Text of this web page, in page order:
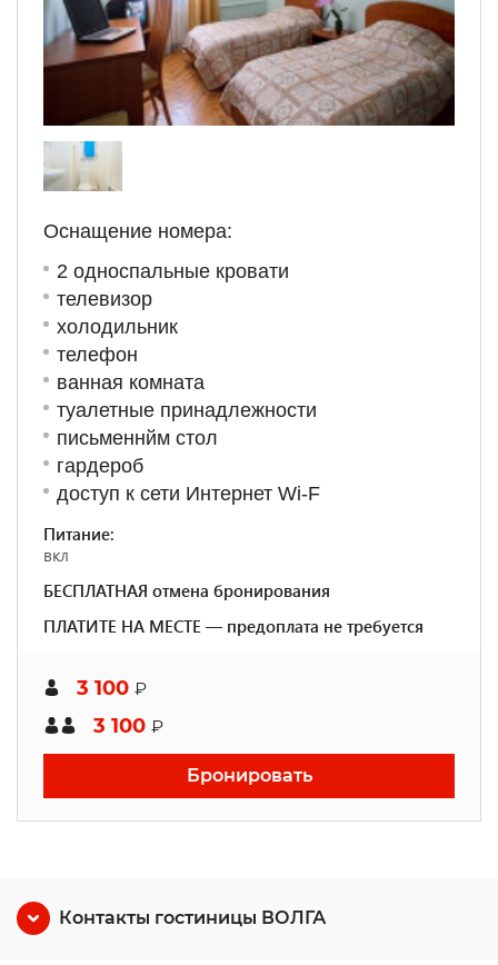
Оснащение номера:
2 односпальные кровати
телевизор
холодильник
телефон
ванная комната
туалетные принадлежности
письменнйм стол
гардероб
доступ к сети Интернет Wi-F
Питание:
вкл
БЕСПЛАТНАЯ отмена бронирования
ПЛАТИТЕ НА МЕСТЕ — предоплата не требуется
3 100 ₽
3 100 ₽
Бронировать
Контакты гостиницы ВОЛГА